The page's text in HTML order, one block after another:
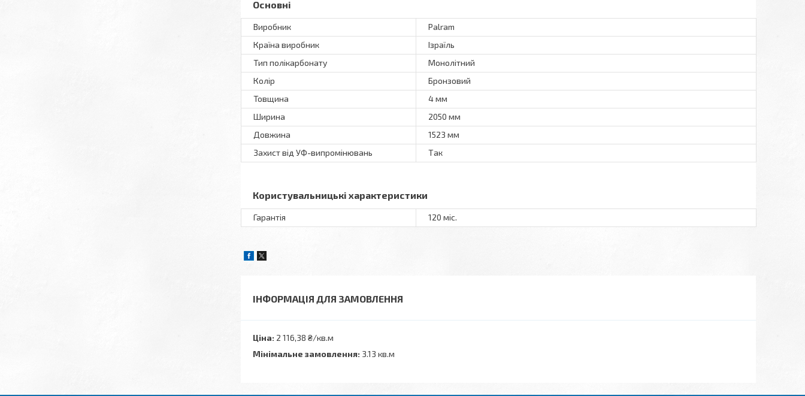
Основні
Виробник
Palram
Країна виробник
Ізраїль
Тип полікарбонату
Монолітний
Колір
Бронзовий
Товщина
4 мм
Ширина
2050 мм
Довжина
1523 мм
Захист від УФ-випромінювань
Так
Користувальницькі характеристики
Гарантія 120 міс.
ІНФОРМАЦІЯ ДЛЯ ЗАМОВЛЕННЯ
Ціна: 2 116,38 ₴/кв.м
Мінімальне замовлення: 3.13 кв.м